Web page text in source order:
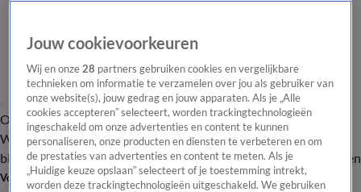
Overzicht Onze programma's Uitzendingen Onze gezichten
In de
WandelgangenInterviewsUitzending
bijwonenPodcastShopVeelgestelde vragenKijkersvraag insturen
Volg Vandaag Inside
Jouw cookievoorkeuren
Wij en onze28 partners gebruiken cookies en vergelijkbare
technieken om informatie te verzamelen over jou als gebruiker van
onze website(s), jouw gedrag en jouw apparaten. Als je „Alle
cookies accepteren” selecteert, worden trackingtechnologieën
ingeschakeld om onze advertenties en content te kunnen
personaliseren, onze producten en diensten te verbeteren en om
de prestaties van advertenties en content te meten. Als je
„Huidige keuze opslaan” selecteert of je toestemming intrekt,
worden deze trackingtechnologieën uitgeschakeld. We gebruiken